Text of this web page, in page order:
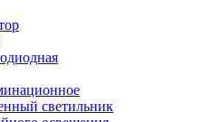
светильник